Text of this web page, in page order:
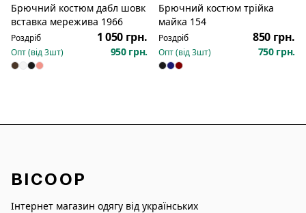
Брючний костюм дабл шовк
вставка мережива 1966
Роздріб 1 050 грн.
Опт (від3шт) 950 грн.
Новинка
Брючний костюм трійка
майка 154
Роздріб 850 грн.
Опт (від3шт) 750 грн.
BICOOP
Інтернет магазин одягу від українських